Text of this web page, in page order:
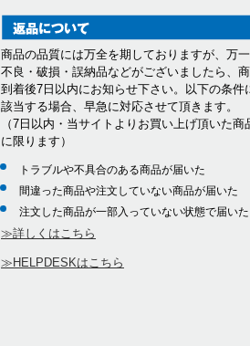
商品の品質には万全を期しておりますが、万一
不良・破損・誤納品などがございましたら、
到着後7日以内にお知らせ下さい。以下の条件
該当する場合、早急に対応させて頂きます。
（7日以内・当サイトよりお買い上げ頂いた商
に限ります）
トラブルや不具合のある商品が届いた
間違った商品や注文していない商品が届いた
注文した商品が一部入っていない状態で届いた
≫詳しくはこちら
≫HELPDESKはこちら